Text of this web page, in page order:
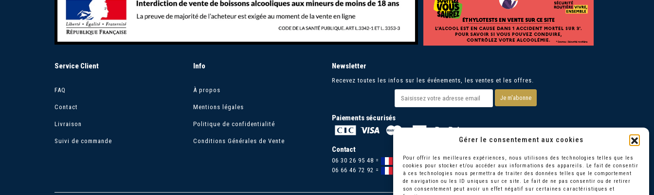
Gérer le consentement aux cookies
Pour offrir les meilleures expériences, nous utilisons des technologies telles que les
cookies pour stocker et/ou accéder aux informations des appareils. Le fait de consentir
à ces technologies nous permettra de traiter des données telles que le comportement
de navigation ou les ID uniques sur ce site. Le fait de ne pas consentir ou de retirer
son consentement peut avoir un effet négatif sur certaines caractéristiques et
Service Client
FAQ
Contact
Livraison
Suivi de commande
Info
À propos
Mentions légales
Politique de confidentialité
Conditions Générales de Vente
Newsletter
Recevez toutes les infos sur les événements, les ventes et les offres.
Paiements sécurisés
Contact
06 30 26 95 48 =
06 66 46 72 92 =